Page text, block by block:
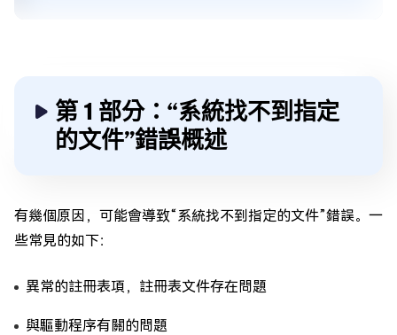
第 1 部分：“系統找不到指定
的文件”錯誤概述
有幾個原因，可能會導致“系統找不到指定的文件”錯誤。一
些常見的如下：
異常的註冊表項，註冊表文件存在問題
與驅動程序有關的問題